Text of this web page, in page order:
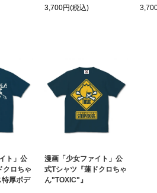
3,700円(税込)
ト」公
クロちゃ
厚ボデ
漫画「少女ファイト」公
式Tシャツ『蓮ドクロちゃ
ん"TOXIC"』